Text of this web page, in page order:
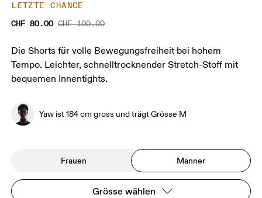
LETZTE CHANCE
CHF 80.00 CHF 100.00
Die Shorts für volle Bewegungsfreiheit bei hohem
Tempo. Leichter, schnelltrocknender Stretch-Stoff mit
bequemen Innentights.
Yaw ist 184 cm gross und trägt Grösse M
Frauen Männer
Grösse wählen